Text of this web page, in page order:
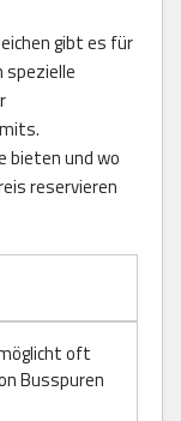
gibt es für
spezielle
bieten und wo
reservieren
oft
Busspuren